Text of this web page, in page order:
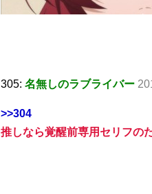
305: 名無しのラブライバー
>>304
推しなら覚醒前専用セリフの